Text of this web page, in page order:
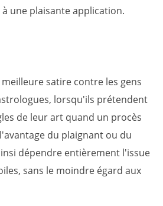
une plaisante application.
meilleure satire contre les gens
lorsqu'ils prétendent
de leur art quand un procès
du plaignant ou du
dépendre entièrement l'issue
sans le moindre égard aux